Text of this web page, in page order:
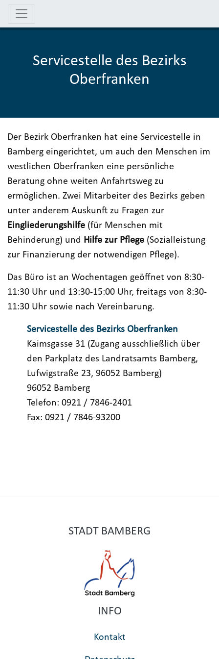
Servicestelle des Bezirks
Oberfranken
Der Bezirk Oberfranken hat eine Servicestelle in
Bamberg eingerichtet, um auch den Menschen im
westlichen Oberfranken eine persönliche
Beratung ohne weiten Anfahrtsweg zu
ermöglichen. Zwei Mitarbeiter des Bezirks geben
unter anderem Auskunft zu Fragen zur
Eingliederungshilfe (für Menschen mit
Behinderung) und Hilfe zur Pflege (Sozialleistung
zur Finanzierung der notwendigen Pflege).
Das Büro ist an Wochentagen geöffnet von 8:30-
11:30 Uhr und 13:30-15:00 Uhr, freitags von 8:30-
11:30 Uhr sowie nach Vereinbarung.
Servicestelle des Bezirks Oberfranken
Kaimsgasse 31 (Zugang ausschließlich über
den Parkplatz des Landratsamts Bamberg,
Lufwigstraße 23, 96052 Bamberg)
96052 Bamberg
Telefon: 0921 / 7846-2401
Fax: 0921 / 7846-93200
STADT BAMBERG
INFO
Kontakt